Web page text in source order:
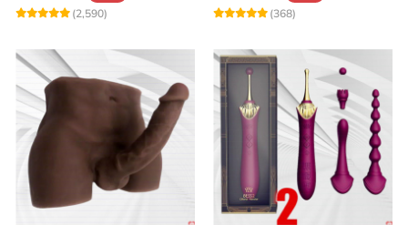
(2,590)
(368)